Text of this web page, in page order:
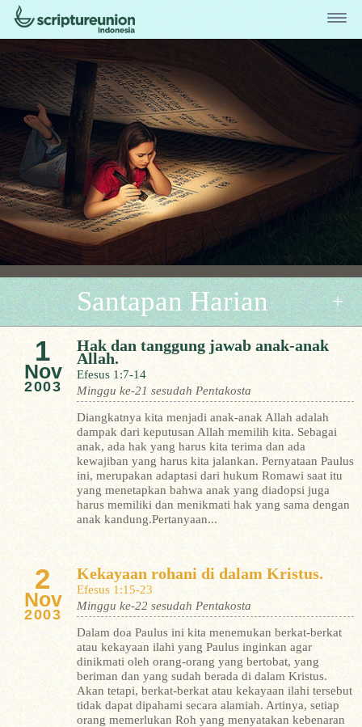
Santapan Harian
1
Nov
2003
Hak dan tanggung jawab anak-anak
Allah.
Efesus 1:7-14
Minggu ke-21 sesudah Pentakosta
Diangkatnya kita menjadi anak-anak Allah adalah
dampak dari keputusan Allah memilih kita. Sebagai
anak, ada hak yang harus kita terima dan ada
kewajiban yang harus kita jalankan. Pernyataan Paulus
ini, merupakan adaptasi dari hukum Romawi saat itu
yang menetapkan bahwa anak yang diadopsi juga
harus memiliki dan menikmati hak yang sama dengan
anak kandung.Pertanyaan...
2
Nov
2003
Kekayaan rohani di dalam Kristus.
Efesus 1:15-23
Minggu ke-22 sesudah Pentakosta
Dalam doa Paulus ini kita menemukan berkat-berkat
atau kekayaan ilahi yang Paulus inginkan agar
dinikmati oleh orang-orang yang bertobat, yang
beriman dan yang sudah berada di dalam Kristus.
Akan tetapi, berkat-berkat atau kekayaan ilahi tersebut
tidak dapat dipahami secara alamiah. Artinya, setiap
orang memerlukan Roh yang menyatakan kebenaran